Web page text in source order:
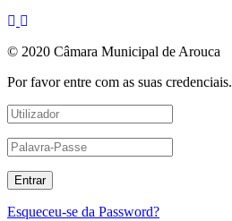
© 2020 Câmara Municipal de Arouca
Por favor entre com as suas credenciais.
Esqueceu-se da Password?